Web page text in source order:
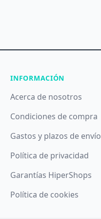
INFORMACIÓN
Acerca de nosotros
Condiciones de compra
Gastos y plazos de envío
Política de privacidad
Garantías HiperShops
Política de cookies